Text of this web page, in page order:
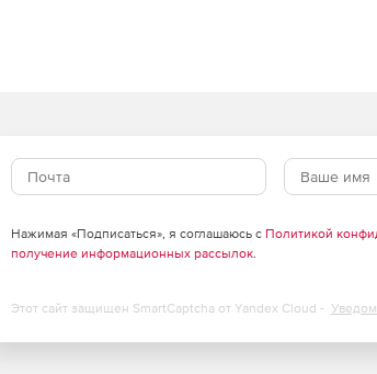
рефакторинг и обеспечение быстрой
среда для создания модульных тестов.
устранения узких мест и достижения
и DLL-библиотек.
Нажимая «Подписаться», я соглашаюсь с Политикой
получение информационных рассылок.
Этот сайт защищен SmartCaptcha от Yandex Cloud -